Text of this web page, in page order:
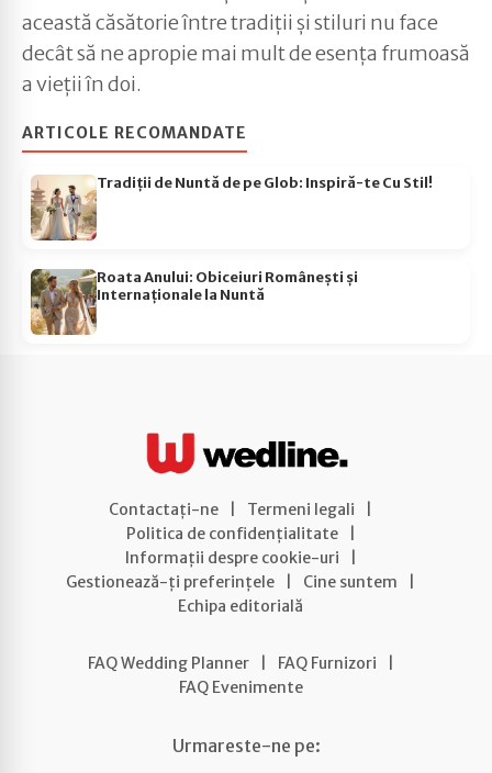
această căsătorie între tradiții și stiluri nu face
decât să ne apropie mai mult de esența frumoasă
a vieții în doi.
ARTICOLE RECOMANDATE
Tradiții de Nuntă de pe Glob: Inspiră-te Cu Stil!
Roata Anului: Obiceiuri Românești și
Internaționale la Nuntă
Contactați-ne Termeni legali
Politica de confidențialitate
Informații despre cookie-uri
Gestionează-ți preferințele
Cine suntem
Echipa editorială
FAQ Wedding Planner FAQ Furnizori
FAQ Evenimente
Urmareste-ne pe: